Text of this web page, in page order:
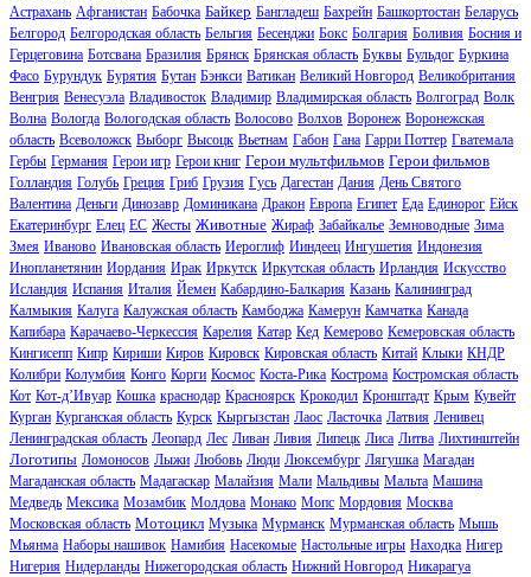
Астрахань Афганистан Бабочка Байкер Бангладеш Бахрейн Башкортостан Беларусь
Белгород Белгородская область Бельгия Бесенджи Бокс Болгария Боливия Босния и
Герцеговина Ботсвана Бразилия Брянск Брянская область Буквы Бульдог Буркина
Фасо Бурундук Бурятия Бутан Бэнкси Ватикан Великий Новгород Великобритания
Венгрия Венесуэла Владивосток Владимир Владимирская область Волгоград Волк
Волна Вологда Вологодская область Волосово Волхов Воронеж Воронежская
область Всеволожск Выборг Высоцк Вьетнам Габон Гана Гарри Поттер Гватемала
Гербы Германия Герои игр Герои книг Герои мультфильмов Герои фильмов
Голландия Голубь Греция Гриб Грузия Гусь Дагестан Дания День Святого
Валентина Деньги Динозавр Доминикана Дракон Европа Египет Еда Единорог Ейск
Екатеринбург Елец ЕС Жесты Животные Жираф Забайкалье Земноводные Зима
Змея Иваново Ивановская область Иероглиф Ииндеец Ингушетия Индонезия
Инопланетянин Иордания Ирак Иркутск Иркутская область Ирландия Искусство
Исландия Испания Италия Йемен Кабардино-Балкария Казань Калининград
Калмыкия Калуга Калужская область Камбоджа Камерун Камчатка Канада
Капибара Карачаево-Черкессия Карелия Катар Кед Кемерово Кемеровская область
Кингисепп Кипр Кириши Киров Кировск Кировская область Китай Клыки КНДР
Колибри Колумбия Конго Корги Космос Коста-Рика Кострома Костромская область
Кот Кот-д’Ивуар Кошка краснодар Красноярск Крокодил Кронштадт Крым Кувейт
Курган Курганская область Курск Кыргызстан Лаос Ласточка Латвия Ленивец
Ленинградская область Леопард Лес Ливан Ливия Липецк Лиса Литва Лихтинштейн
Логотипы Ломоносов Лыжи Любовь Люди Люксембург Лягушка Магадан
Магаданская область Мадагаскар Малайзия Мали Мальдивы Мальта Машина
Медведь Мексика Мозамбик Молдова Монако Мопс Мордовия Москва
Московская область Мотоцикл Музыка Мурманск Мурманская область Мышь
Мьянма Наборы нашивок Намибия Насекомые Настольные игры Находка Нигер
Нигерия Нидерланды Нижегородская область Нижний Новгород Никарагуа